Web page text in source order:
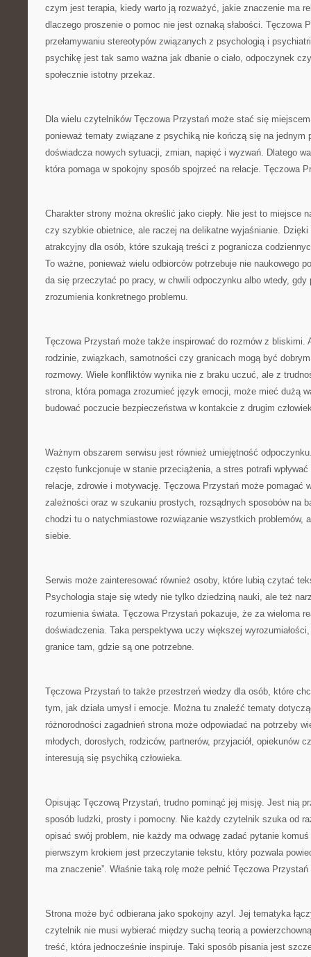
czym jest terapia, kiedy warto ją rozważyć, jakie znaczenie ma
dlaczego proszenie o pomoc nie jest oznaką słabości. Tęczowa
przełamywaniu stereotypów związanych z psychologią i
psychikę jest tak samo ważna jak dbanie o ciało, odpoczynek
społecznie istotny przekaz.
Dla wielu czytelników Tęczowa Przystań może stać się
ponieważ tematy związane z psychiką nie kończą się na jednym
doświadcza nowych sytuacji, zmian, napięć i wyzwań. Dlatego
która pomaga w spokojny sposób spojrzeć na relacje. Tęczowa
Charakter strony można określić jako ciepły. Nie jest to miejsce
czy szybkie obietnice, ale raczej na delikatne wyjaśnianie.
atrakcyjny dla osób, które szukają treści z pogranicza
To ważne, ponieważ wielu odbiorców potrzebuje nie naukowego
da się przeczytać po pracy, w chwili odpoczynku albo wtedy, gdy
zrozumienia konkretnego problemu.
Tęczowa Przystań może także inspirować do rozmów z bliskimi.
rodzinie, związkach, samotności czy granicach mogą być
rozmowy. Wiele konfliktów wynika nie z braku uczuć, ale z
strona, która pomaga zrozumieć język emocji, może mieć dużą
budować poczucie bezpieczeństwa w kontakcie z drugim
Ważnym obszarem serwisu jest również umiejętność
często funkcjonuje w stanie przeciążenia, a stres potrafi
relacje, zdrowie i motywację. Tęczowa Przystań może pomagać
zależności oraz w szukaniu prostych, rozsądnych sposobów na
chodzi tu o natychmiastowe rozwiązanie wszystkich problemów,
siebie.
Serwis może zainteresować również osoby, które lubią czytać
Psychologia staje się wtedy nie tylko dziedziną nauki, ale też
rozumienia świata. Tęczowa Przystań pokazuje, że za wieloma
doświadczenia. Taka perspektywa uczy większej
granice tam, gdzie są one potrzebne.
Tęczowa Przystań to także przestrzeń wiedzy dla osób, które
tym, jak działa umysł i emocje. Można tu znaleźć tematy
różnorodności zagadnień strona może odpowiadać na potrzeby
młodych, dorosłych, rodziców, partnerów, przyjaciół, opiekunów
interesują się psychiką człowieka.
Opisując Tęczową Przystań, trudno pominąć jej misję. Jest nią
sposób ludzki, prosty i pomocny. Nie każdy czytelnik szuka od
opisać swój problem, nie każdy ma odwagę zadać pytanie
pierwszym krokiem jest przeczytanie tekstu, który pozwala
ma znaczenie”. Właśnie taką rolę może pełnić Tęczowa
Strona może być odbierana jako spokojny azyl. Jej tematyka
czytelnik nie musi wybierać między suchą teorią a
treść, która jednocześnie inspiruje. Taki sposób pisania jest